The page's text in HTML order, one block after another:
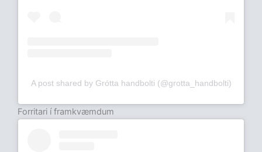
A post shared by Grótta handbolti (@grotta_handbolti)
Forritari í framkvæmdum